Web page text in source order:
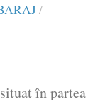
/
în partea